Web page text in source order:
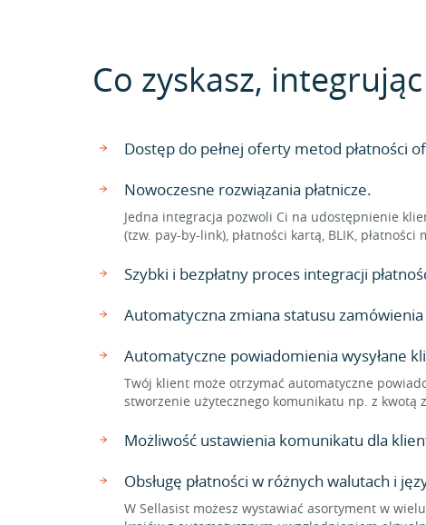
Co zyskasz,
Dostęp do pełnej oferty metod płatności
Nowoczesne rozwiązania płatnicze.
Jedna integracja pozwoli Ci na udostępnienie
(tzw. pay-by-link), płatności kartą, BLIK,
Szybki i bezpłatny proces integracji
Automatyczna zmiana statusu
Automatyczne powiadomienia wysyłane
Twój klient może otrzymać automatyczne
stworzenie użytecznego komunikatu np. z
Możliwość ustawienia komunikatu dla
Obsługę płatności w różnych walutach i
W Sellasist możesz wystawiać asortyment w